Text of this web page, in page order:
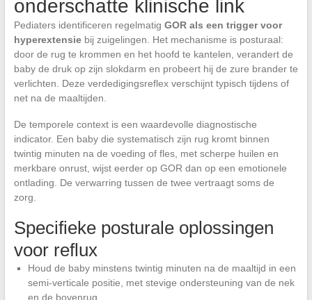
onderschatte klinische link
Pediaters identificeren regelmatig GOR als een trigger voor
hyperextensiebij zuigelingen. Het mechanisme is posturaal:
door de rug te krommen en het hoofd te kantelen, verandert de
baby de druk op zijn slokdarm en probeert hij de zure brander te
verlichten. Deze verdedigingsreflex verschijnt typisch tijdens of
net na de maaltijden.
De temporele context is een waardevolle diagnostische
indicator. Een baby die systematisch zijn rug kromt binnen
twintig minuten na de voeding of fles, met scherpe huilen en
merkbare onrust, wijst eerder op GOR dan op een emotionele
ontlading. De verwarring tussen de twee vertraagt soms de
zorg.
Specifieke posturale oplossingen
voor reflux
Houd de baby minstens twintig minuten na de maaltijd in een
semi-verticale positie, met stevige ondersteuning van de nek
en de bovenrug